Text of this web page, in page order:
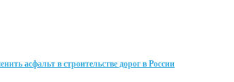
асфальт в строительстве дорог в России